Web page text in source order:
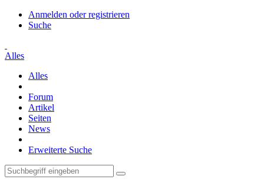
Anmelden oder registrieren
Suche
Alles
Alles
Forum
Artikel
Seiten
News
Erweiterte Suche